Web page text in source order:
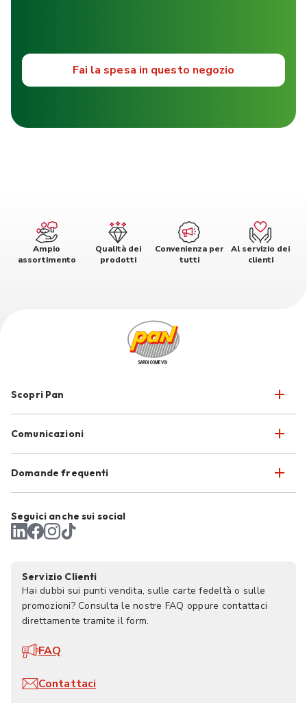
Fai la spesa in questo negozio
Ampio
assortimento
Qualità dei
prodotti
Convenienza per
tutti
Al servizio dei
clienti
Scopri Pan
Comunicazioni
Domande frequenti
Seguici anche sui social
Servizio Clienti
Hai dubbi sui punti vendita, sulle carte fedeltà o sulle
promozioni? Consulta le nostre FAQ oppure contattaci
direttamente tramite il form.
FAQ
Contattaci